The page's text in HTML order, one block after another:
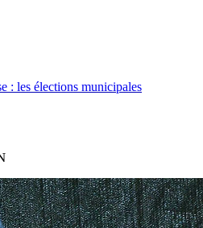
: les élections municipales